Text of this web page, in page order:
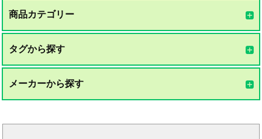
商品カテゴリー
タグから探す
メーカーから探す